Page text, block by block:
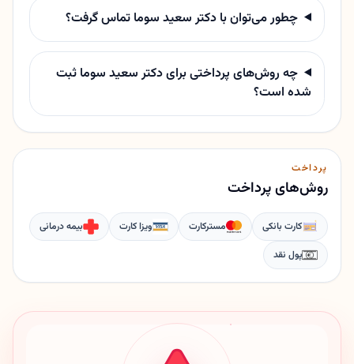
چطور می‌توان با دکتر سعید سوما تماس گرفت؟
چه روش‌های پرداختی برای دکتر سعید سوما ثبت
شده است؟
پرداخت
روش‌های پرداخت
کارت بانکی مسترکارت ویزا کارت
بیمه درمانی
پول نقد